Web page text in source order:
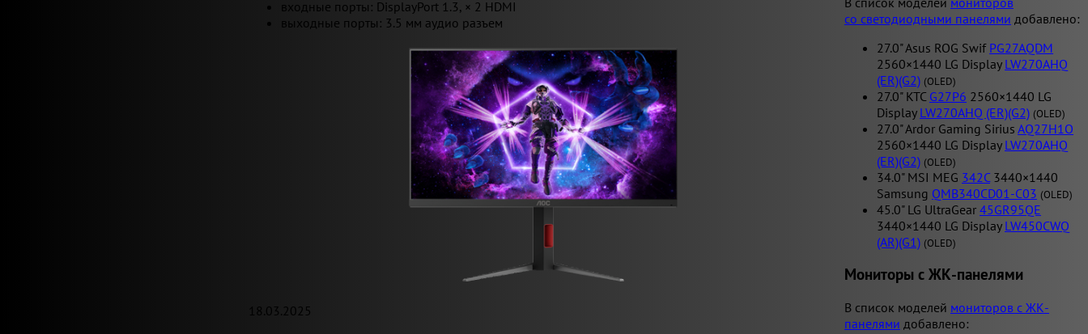
входные порты: DisplayPort 1.3, × 2 HDMI
выходные порты: 3.5 мм аудио разъем
18.03.2025
со светодиодными панелями добавлено:
27.0" Asus ROG Swif PG27AQDM
2560×1440 LG Display LW270AHQ
(ER)(G2) (OLED)
27.0" KTC G27P6 2560×1440 LG
Display LW270AHQ (ER)(G2) (OLED)
27.0" Ardor Gaming Sirius AQ27H1O
2560×1440 LG Display LW270AHQ
(ER)(G2) (OLED)
34.0" MSI MEG 342C3440×1440
Samsung QMB340CD01-C03 (OLED)
45.0" LG UltraGear 45GR95QE
3440×1440 LG Display LW450CWQ
(AR)(G1) (OLED)
Мониторы с ЖК-панелями
В список моделей мониторов с ЖК-
панелями добавлено: